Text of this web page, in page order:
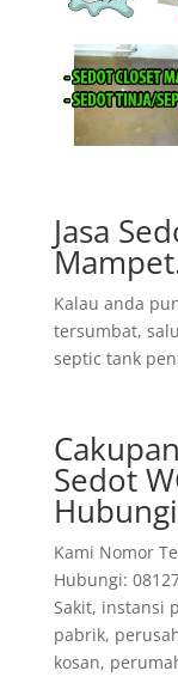
Jasa
Kalau anda
tersumbat,
septic tank
Sedot
Kami Nomor
Hubungi:
Sakit, instansi
pabrik,
kosan,